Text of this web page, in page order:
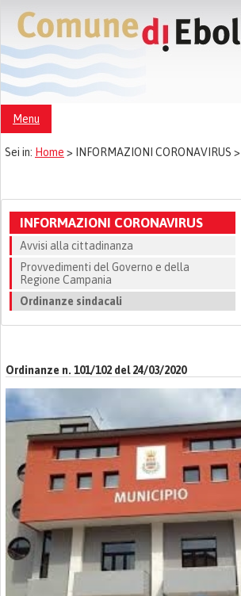
Menu
Sei in: Home > INFORMAZIONI CORONAVIRUS >
INFORMAZIONI CORONAVIRUS
Avvisi alla cittadinanza
Provvedimenti del Governo e della
Regione Campania
Ordinanze sindacali
Ordinanze n. 101/102 del 24/03/2020